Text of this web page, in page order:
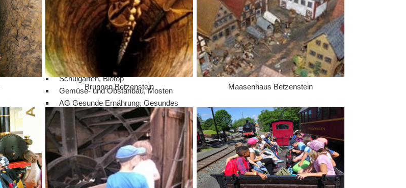
Zertifikat, Umweltpädagogik
Schulgärten, Biotop
Gemüse- und Obstanbau, Mosten
AG Gesunde Ernährung, Gesundes
Pausenfrühstück
Wald, Naturlehrpfade, Insekten
Naturschutz, Naturzugänge
Projekt Weidenkirche
Klassenmusizieren, Chor, Musical
Brunnen Betzenstein Maasenhaus Betzenstein